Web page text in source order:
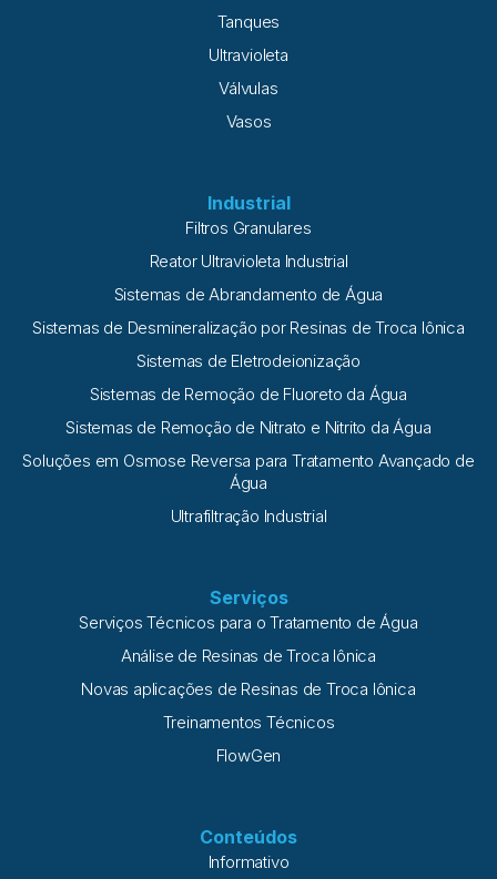
Tanques
Ultravioleta
Válvulas
Vasos
Industrial
Filtros Granulares
Reator Ultravioleta Industrial
Sistemas de Abrandamento de Água
Sistemas de Desmineralização por Resinas de Troca Iônica
Sistemas de Eletrodeionização
Sistemas de Remoção de Fluoreto da Água
Sistemas de Remoção de Nitrato e Nitrito da Água
Soluções em Osmose Reversa para Tratamento Avançado de
Água
Ultrafiltração Industrial
Serviços
Serviços Técnicos para o Tratamento de Água
Análise de Resinas de Troca Iônica
Novas aplicações de Resinas de Troca Iônica
Treinamentos Técnicos
FlowGen
Conteúdos
Informativo